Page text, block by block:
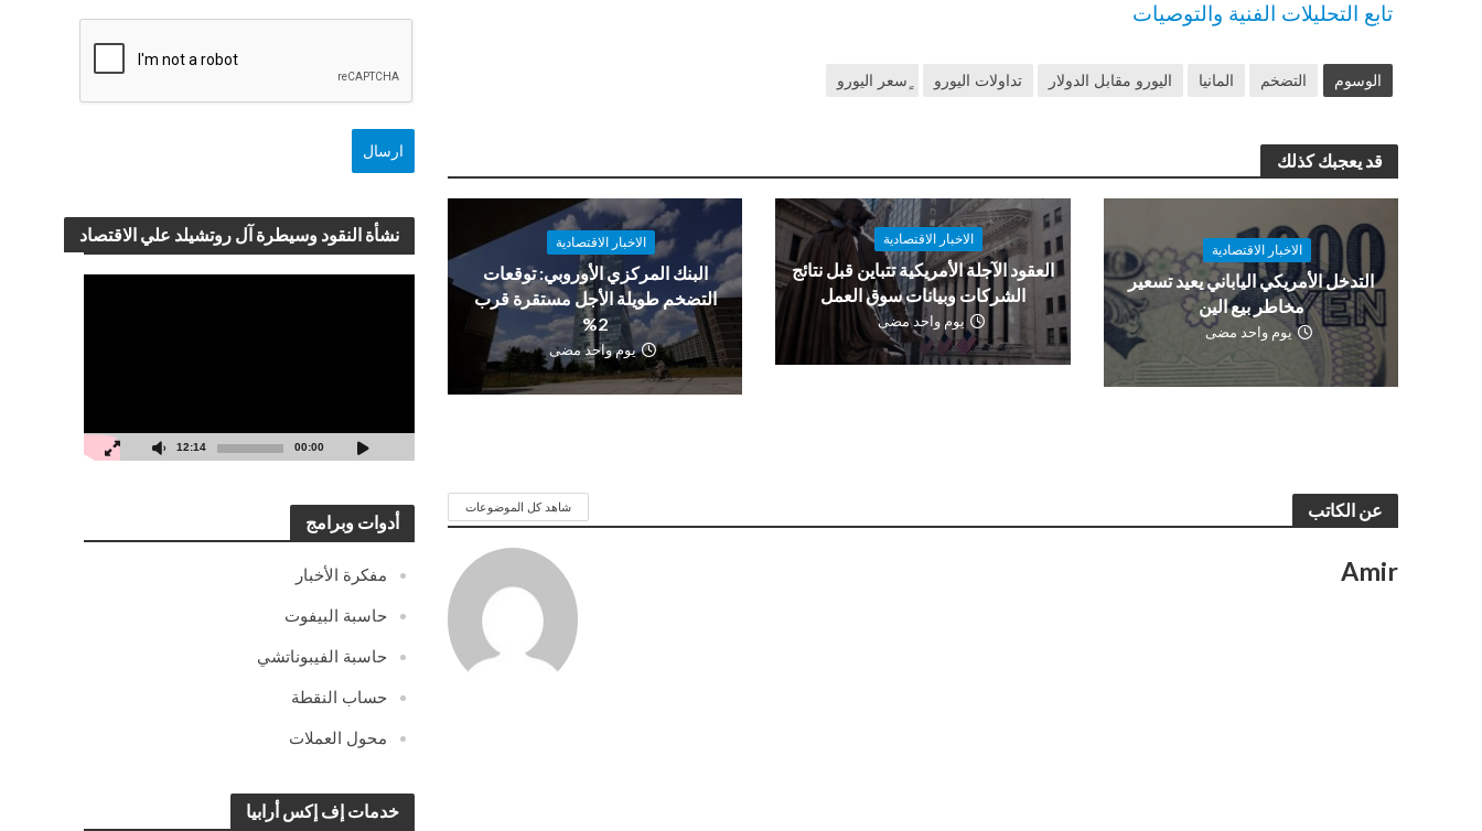
نشأة النقود وسيطرة آل روتشيلد علي الاقتصاد
00:00
12:14
أدوات وبرامج
مفكرة الأخبار
حاسبة البيفوت
حاسبة الفيبوناتشي
حساب النقطة
محول العملات
خدمات إف إكس أرابيا
تابع التحليلات الفنية والتوصيات
الوسوم التضخم المانيا اليورو مقابل الدولار تداولات اليورو ٍسعر اليورو
قد يعجبك كذلك
الاخبار الاقتصادية
التدخل الأمريكي الياباني يعيد تسعير
مخاطر بيع الين
يوم واحد مضى
الاخبار الاقتصادية
العقود الآجلة الأمريكية تتباين قبل نتائج
الشركات وبيانات سوق العمل
يوم واحد مضى
الاخبار الاقتصادية
البنك المركزي الأوروبي: توقعات
التضخم طويلة الأجل مستقرة قرب
2%
يوم واحد مضى
عن الكاتب شاهد كل الموضوعات
Amir